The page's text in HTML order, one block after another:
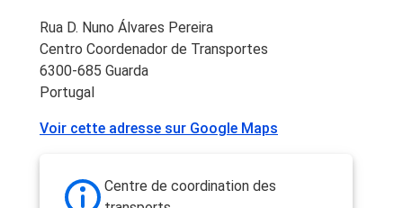
Rua D. Nuno Álvares Pereira
Centro Coordenador de Transportes
6300-685 Guarda
Portugal
Voir cette adresse sur Google Maps
Centre de coordination des